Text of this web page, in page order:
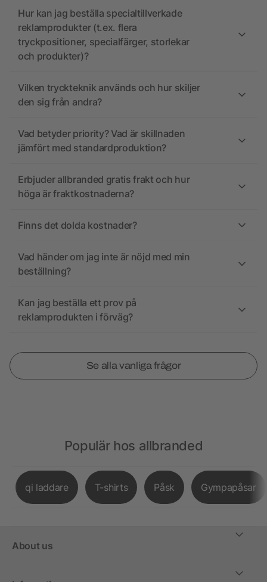
Hur kan jag beställa specialtillverkade
reklamprodukter (t.ex. flera
tryckpositioner, specialfärger, storlekar
och produkter)?
Vilken tryckteknik används och hur skiljer
den sig från andra?
Vad betyder priority? Vad är skillnaden
jämfört med standardproduktion?
Erbjuder allbranded gratis frakt och hur
höga är fraktkostnaderna?
Finns det dolda kostnader?
Vad händer om jag inte är nöjd med min
beställning?
Kan jag beställa ett prov på
reklamprodukten i förväg?
Se alla vanliga frågor
Populär hos allbranded
qi laddare T-shirts Påsk Gympapåsar
About us